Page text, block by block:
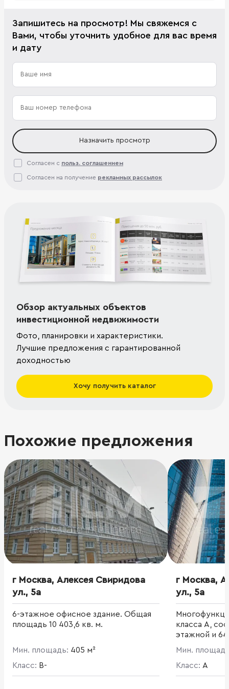
Запишитесь на просмотр! Мы свяжемся с
Вами, чтобы уточнить удобное для вас время
и дату
Назначить просмотр
Согласен с польз. соглашением
Согласен на получение рекламных рассылок
Обзор актуальных объектов
инвестиционной недвижимости
Фото, планировки и характеристики.
Лучшие предложения с гарантированной
доходностью
Хочу получить каталог
Похожие предложения
г Москва, Алексея Свиридова
ул., 5а
6-этажное офисное здание. Общая
площадь 10 403,6 кв. м.
Мин. площадь: 405 м²
Класс: B-
г Москва,
ул., 5а
класса А,
этажной и
едином
свыше 300
комплекса
превысить
Мин.
Класс: A